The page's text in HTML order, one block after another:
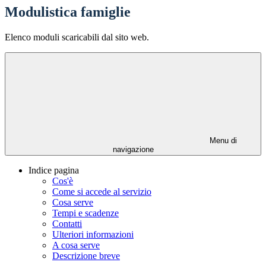
Modulistica famiglie
Elenco moduli scaricabili dal sito web.
Menu di
navigazione
Indice pagina
Cos'è
Come si accede al servizio
Cosa serve
Tempi e scadenze
Contatti
Ulteriori informazioni
A cosa serve
Descrizione breve